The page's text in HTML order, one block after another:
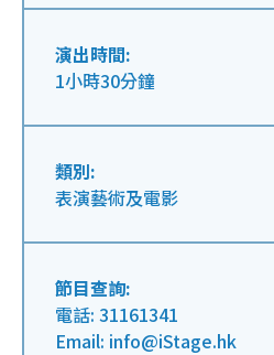
演出時間:
1小時30分鐘
類別:
表演藝術及電影
節目查詢:
電話: 31161341
Email: info@iStage.hk